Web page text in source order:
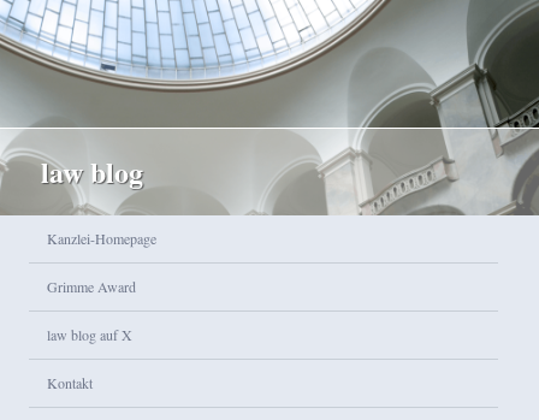
law blog
Zum Inhalt wechseln
Zum sekundären Inhalt wechseln
Kanzlei-Homepage
Grimme Award
law blog auf X
Kontakt